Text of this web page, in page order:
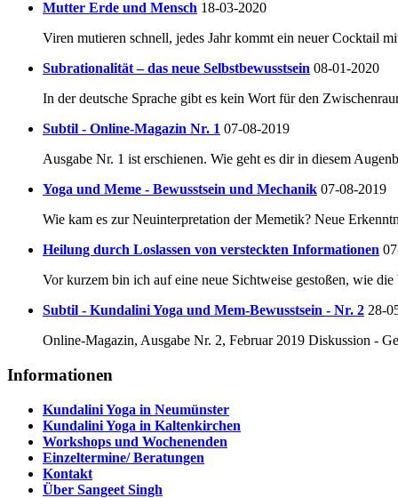
Mutter Erde und Mensch 18-03-2020
Viren mutieren schnell, jedes Jahr kommt ein neuer Cocktail
Subrationalität – das neue Selbstbewusstsein 08-01-2020
In der deutsche Sprache gibt es kein Wort für den
Subtil - Online-Magazin Nr. 1 07-08-2019
Ausgabe Nr. 1 ist erschienen. Wie geht es dir in diesem
Yoga und Meme - Bewusstsein und Mechanik 07-08-2019
Wie kam es zur Neuinterpretation der Memetik? Neue
Heilung durch Loslassen von versteckten Informationen
Vor kurzem bin ich auf eine neue Sichtweise gestoßen, wie
Subtil - Kundalini Yoga und Mem-Bewusstsein - Nr. 2 28-
Online-Magazin, Ausgabe Nr. 2, Februar 2019 Diskussion -
Informationen
Kundalini Yoga in Neumünster
Kundalini Yoga in Kaltenkirchen
Workshops und Wochenenden
Einzeltermine/ Beratungen
Kontakt
Über Sangeet Singh